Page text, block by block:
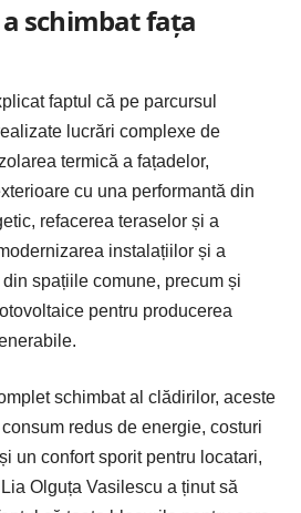
schimbat fața
faptul că pe parcursul
lucrări complexe de
termică a fațadelor,
cu una performantă din
refacerea teraselor și a
instalațiilor și a
spațiile comune, precum și
pentru producerea
schimbat al clădirilor, aceste
redus de energie, costuri
un confort sporit pentru locatari,
Olguța Vasilescu a ținut să